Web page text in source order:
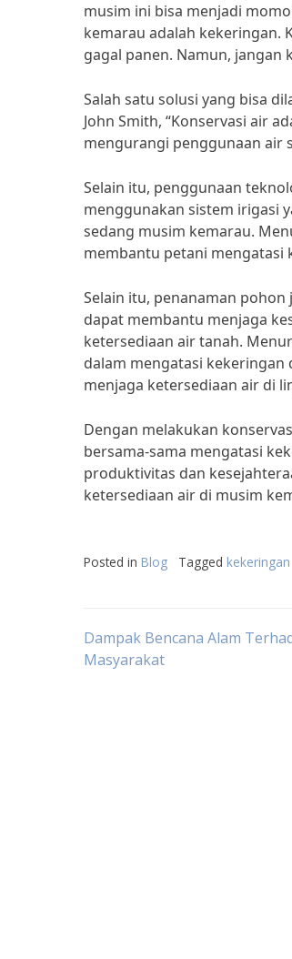
musim ini bisa menjadi
kemarau adalah kekeringan.
gagal panen. Namun, jangan
Salah satu solusi yang bisa
John Smith, “Konservasi air
mengurangi penggunaan air
Selain itu, penggunaan
menggunakan sistem irigasi
sedang musim kemarau.
membantu petani mengatasi
Selain itu, penanaman
dapat membantu menjaga
ketersediaan air tanah.
dalam mengatasi
menjaga ketersediaan air di
Dengan melakukan
bersama-sama mengatasi
produktivitas dan
ketersediaan air di musim
Posted in Blog Tagged kekeringan
Post
Dampak Bencana Alam
Masyarakat